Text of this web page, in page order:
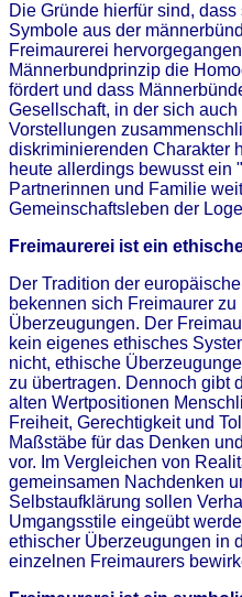
Die Gründe hierfür sind,
Symbole aus der
Freimaurerei
Männerbundprinzip die
fördert und dass
Gesellschaft, in der sich
Vorstellungen
diskriminierenden Charakter
heute allerdings bewusst ein
Partnerinnen und Familie
Gemeinschaftsleben der
Freimaurerei ist ein
Der Tradition der
bekennen sich Freimaurer
Überzeugungen. Der
kein eigenes ethisches
nicht, ethische
zu übertragen. Dennoch gibt
alten Wertpositionen
Freiheit, Gerechtigkeit und
Maßstäbe für das Denken
vor. Im Vergleichen von
gemeinsamen Nachdenken
Selbstaufklärung sollen
Umgangsstile eingeübt
ethischer Überzeugungen in
einzelnen Freimaurers